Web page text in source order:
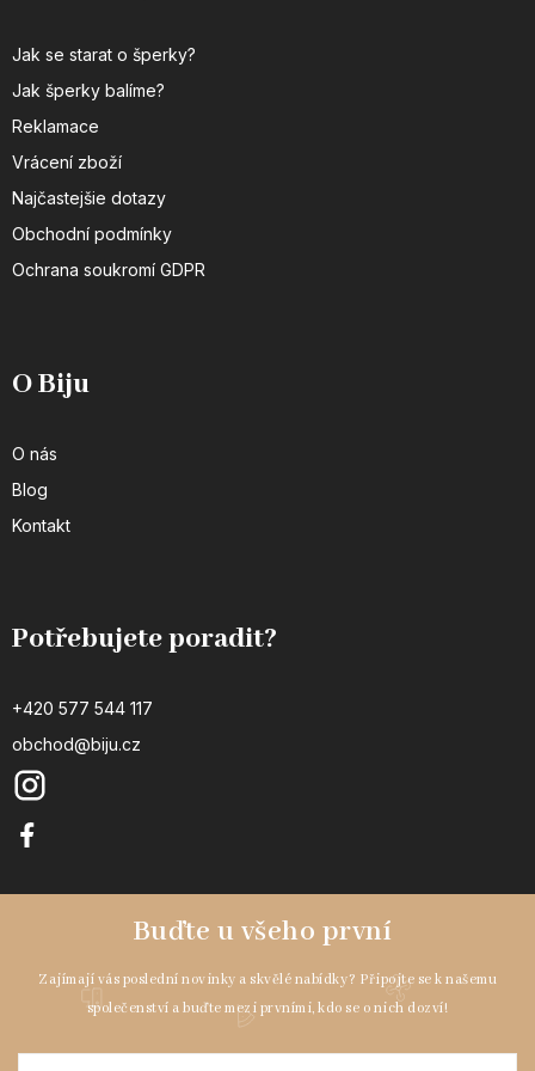
Jak se starat o šperky?
Jak šperky balíme?
Reklamace
Vrácení zboží
Najčastejšie dotazy
Obchodní podmínky
Ochrana soukromí GDPR
O Biju
O nás
Blog
Kontakt
Potřebujete poradit?
+420 577 544 117
obchod@biju.cz